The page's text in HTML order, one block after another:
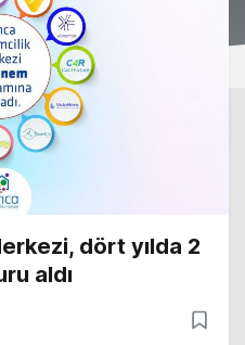
dört yılda 2
aldı